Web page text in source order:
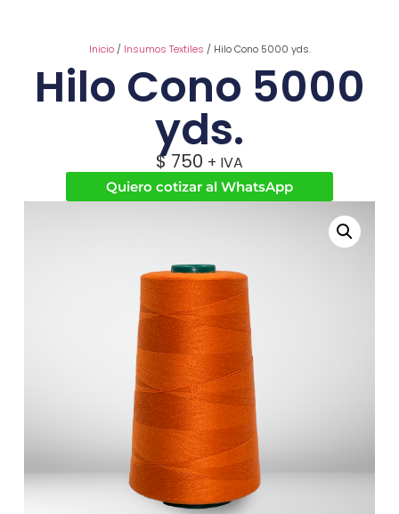
Inicio/ Insumos Textiles / Hilo Cono 5000 yds.
Hilo Cono 5000
yds.
$750 + IVA
Quiero cotizar al WhatsApp